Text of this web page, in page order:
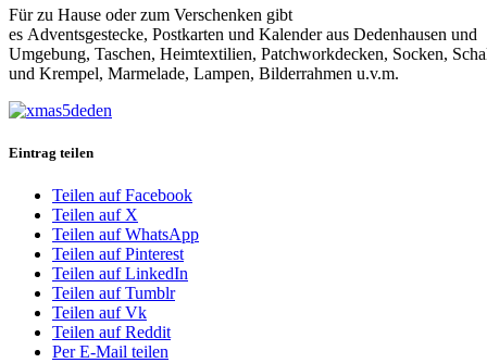
Für zu Hause oder zum Verschenken gibt
es Adventsgestecke, Postkarten und Kalender aus Dedenhausen und
Umgebung, Taschen, Heimtextilien, Patchworkdecken, Socken,
und Krempel, Marmelade, Lampen, Bilderrahmen u.v.m.
Eintrag teilen
Teilen auf Facebook
Teilen auf X
Teilen auf WhatsApp
Teilen auf Pinterest
Teilen auf LinkedIn
Teilen auf Tumblr
Teilen auf Vk
Teilen auf Reddit
Per E-Mail teilen